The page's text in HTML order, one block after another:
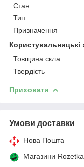
Стан
Тип
Призначення
Користувальницькі
Товщина скла
Твердість
Приховати
Умови доставки
Нова Пошта
Магазини Rozetka